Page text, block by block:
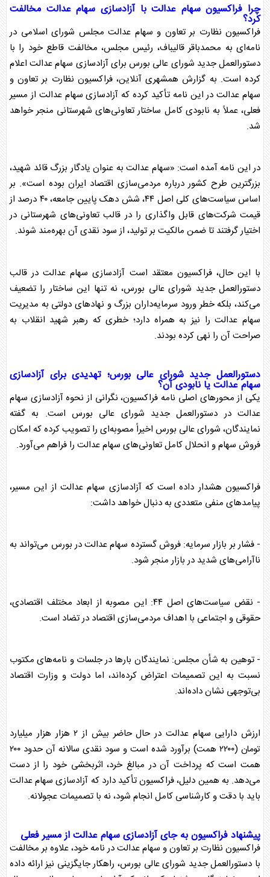
چرا فراکسیونسهام عدالتبا آزادسازی سهام عدالت مخالفت
کرد؟
فراکسیون نظارت بر تعاون و سهام عدالت مجلس شورای اسلامی در
نامه‌ای به محمدباقر قالیباف، رئیس مجلس، مخالفت قاطع خود را با
دستورالعمل جدید شورای عالی بورس برای آزادسازی سهام عدالتاعلام
کرده است. به گزارش همشهری آنلاین، فراکسیون نظارت بر تعاون و
سهام عدالتدر این نامه تأکید کرده که آزادسازی سهام عدالت از مسیر
فعلی، عملاً به نابودی کامل ساختار تعاونی‌های شهرستانی منجر خواهد
شد.
در این نامه آمده است: «سهام عدالت به عنوان یادگار بزرگ قائد شهید،
بزرگترین طرح کشور درباره مردمی‌سازی اقتصاد ایران بوده است». بر
اساس سیاست‌های کلی اصل ۴۴، شش دهک پایین جامعه، ۴۰ درصد از
قیمت شرکت‌های قابل واگذاری را در قالب تعاونی‌های شهرستانی در
اختیار گرفتند تا ضمن مالکیت بر تولید، از سود نقدی آن بهره‌مند شوند.
با این حال، فراکسیون معتقد است آزادسازی سهام عدالتدر قالب
دستورالعمل جدید شورای عالی بورس، نه تنها این ساختار را تضعیف
می‌کند، بلکه خطر ورود سرمایه‌داران بزرگ و نهاد‌های دولتی به مدیریت
سهام عدالترا نیز به همراه دارد؛ خطری که رهبر شهید انقلاب به
صراحت آن را نهی کرده بودند.
دستورالعمل جدید شورای عالی بورس؛ تهدیدی برای آزادسازی
سهام عدالتیا نابودی آن؟
یکی از محور‌های اصلی نامه فراکسیون، نگرانی از نحوه آزادسازی سهام
عدالت در دستورالعمل جدید شورای عالی بورس است. به گفته
نمایندگان، شورای عالی بورس اخیراً مصوبه‌ای را تصویب کرده که امکان
فروش سهام و انحلال کامل تعاونی‌های سهام عدالت را فراهم می‌آورد.
فراکسیون هشدار داده است که آزادسازی سهام عدالت از این مسیر،
پیامد‌های منفی متعددی به دنبال خواهد داشت:
- فشار بر بازار سرمایه: فروش گسترده سهام عدالتدر بورس می‌تواند به
ناآرامی‌های شدید در بازار منجر شود.
- نقض سیاست‌های اصل ۴۴: این مصوبه از ابعاد مختلف اقتصادی،
حقوقی و اجتماعی با اهداف مردمی‌سازی اقتصاد در تضاد است.
- توهین به شأن مجلس: نمایندگان بار‌ها در جلسات و نامه‌های مکتوب
نسبت به این تصمیمات اعتراض کرده‌اند، اما دولت و وزارت اقتصاد
بی‌توجهی نشان داده‌اند.
ارزش دارایی سهام عدالت
در حال حاضر بیش از ۲ هزار هزار میلیارد
تومان (۲۲۰۰ همت) برآورد شده است و سود نقدی سالانه آن حدود ۲۰۰
همت است که پرداخت آن در مبالغ خرد، اثربخشی خود را از دست
می‌دهد. به همین دلیل، فراکسیون تأکید دارد که آزادسازی سهام عدالت
باید با دقت و کارشناسی کامل انجام شود، نه با تصمیمات عجولانه.
پیشنهاد فراکسیون به جای آزادسازیسهام عدالتاز مسیر فعلی
فراکسیون نظارت بر تعاون و سهام عدالتدر نامه خود، علاوه بر مخالفت
با دستورالعمل جدید شورای عالی بورس، راهکار جایگزینی نیز ارائه داده